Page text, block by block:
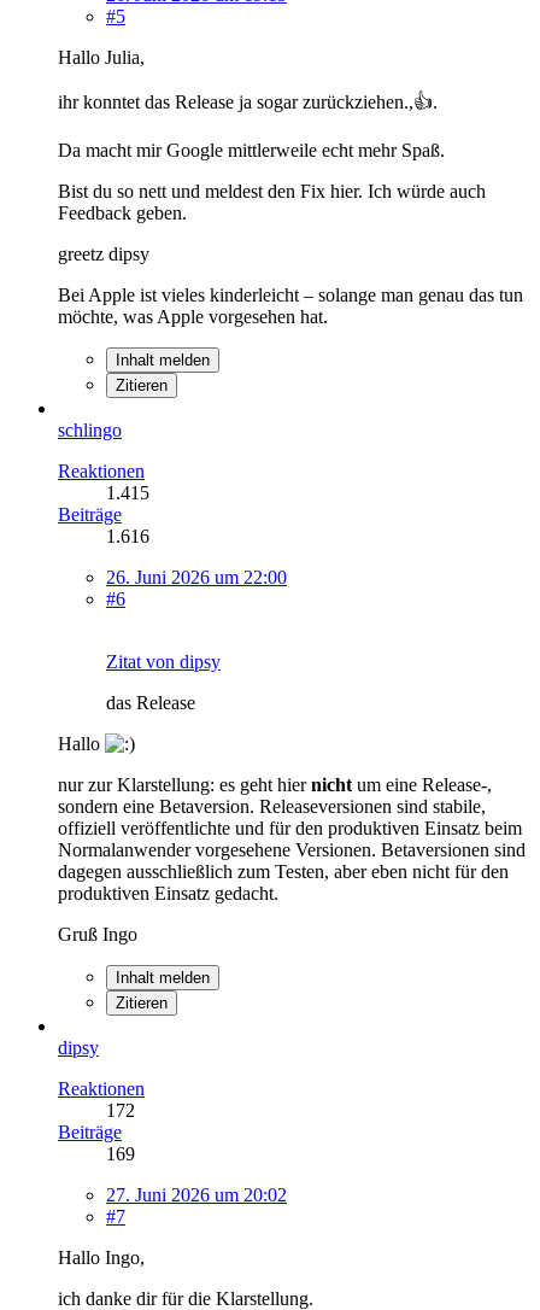
#5
Hallo Julia,
ihr konntet das Release ja sogar zurückziehen.,👍️.
Da macht mir Google mittlerweile echt mehr Spaß.
Bist du so nett und meldest den Fix hier. Ich würde auch
Feedback geben.
greetz dipsy
Bei Apple ist vieles kinderleicht – solange man genau das tun
möchte, was Apple vorgesehen hat.
Inhalt melden
Zitieren
schlingo
Reaktionen
1.415
Beiträge
1.616
26. Juni 2026 um 22:00
#6
Zitat von dipsy
das Release
Hallo
nur zur Klarstellung: es geht hiernicht um eine Release-,
sondern eine Betaversion. Releaseversionen sind stabile,
offiziell veröffentlichte und für den produktiven Einsatz beim
Normalanwender vorgesehene Versionen. Betaversionen sind
dagegen ausschließlich zum Testen, aber eben nicht für den
produktiven Einsatz gedacht.
Gruß Ingo
Inhalt melden
Zitieren
dipsy
Reaktionen
172
Beiträge
169
27. Juni 2026 um 20:02
#7
Hallo Ingo,
ich danke dir für die Klarstellung.